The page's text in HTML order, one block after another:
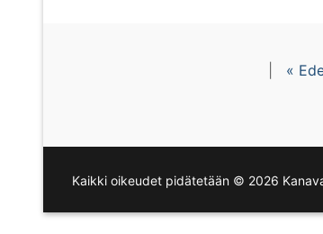
«
Kaikki oikeudet pidätetään © 2026